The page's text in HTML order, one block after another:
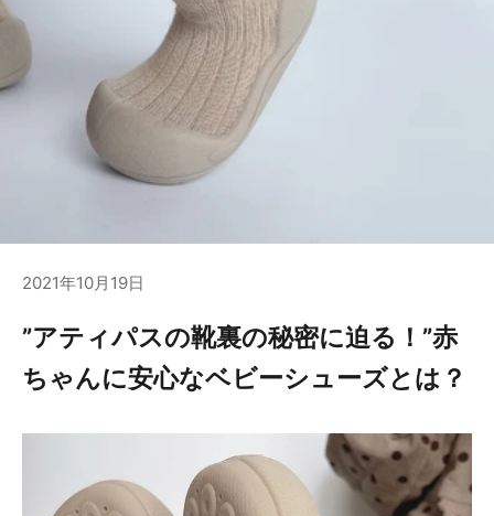
2021年10月19日
”アティパスの靴裏の秘密に迫る！”赤
ちゃんに安心なベビーシューズとは？